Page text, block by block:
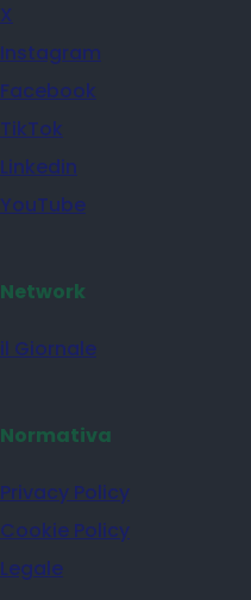
X
Instagram
Facebook
TikTok
Linkedin
YouTube
Network
il Giornale
Normativa
Privacy Policy
Cookie Policy
Legale